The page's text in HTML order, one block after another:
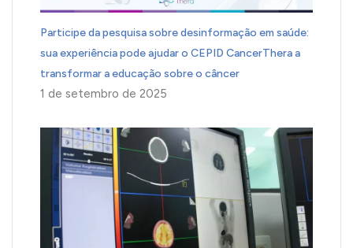
Participe da pesquisa sobre desinformação em saúde:
sua experiência pode ajudar o CEPID CancerThera a
transformar a educação sobre o câncer
1 de setembro de 2025